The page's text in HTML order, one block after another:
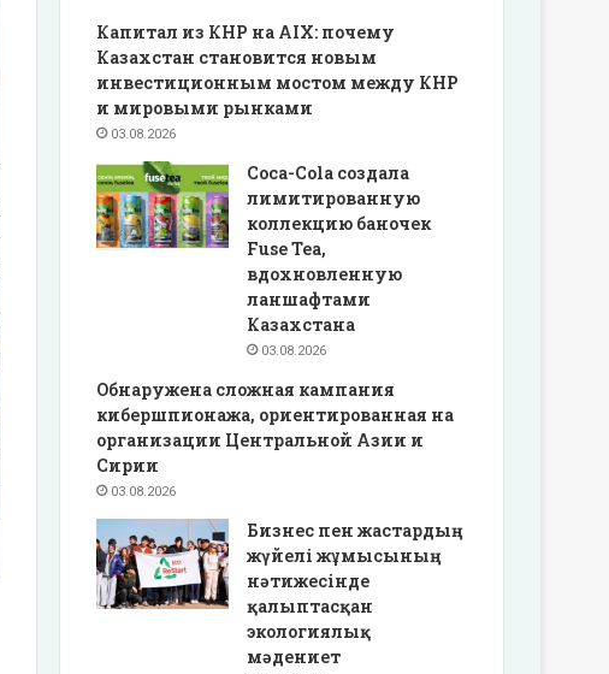
Капитал из КНР на AIX: почему
Казахстан становится новым
инвестиционным мостом между КНР
и мировыми рынками
03.08.2026
Coca-Cola создала
лимитированную
коллекцию баночек
Fuse Tea,
вдохновленную
ланшафтами
Казахстана
03.08.2026
Обнаружена сложная кампания
кибершпионажа, ориентированная на
организации Центральной Азии и
Сирии
03.08.2026
Бизнес пен жастардың
жүйелі жұмысының
нәтижесінде
қалыптасқан
экологиялық
мәдениет